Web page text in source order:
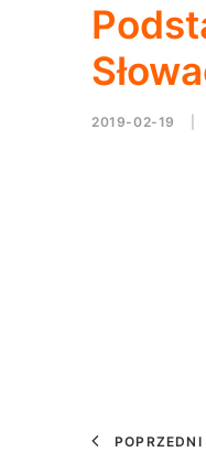
2019-02-19
POPRZEDNI